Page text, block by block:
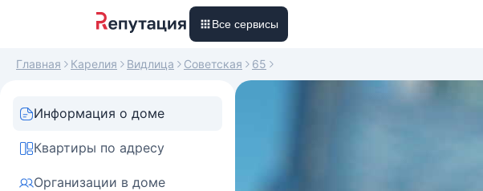
Все сервисы
Главная Карелия Видлица Советская 65
Информация о доме
Квартиры по адресу
Организации в доме